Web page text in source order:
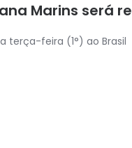
Marins será
Corpo de Juliana Marins chegou na noite desta terça-feira (1°) ao Brasil